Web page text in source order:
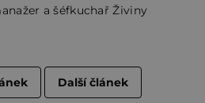
a šéfkuchař Živiny
Další článek